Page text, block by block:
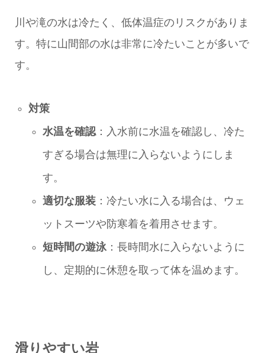
川や滝の水は冷たく、低体温症のリスクがありま
す。特に山間部の水は非常に冷たいことが多いで
す。
対策
水温を確認：入水前に水温を確認し、冷た
すぎる場合は無理に入らないようにしま
す。
適切な服装：冷たい水に入る場合は、ウェ
ットスーツや防寒着を着用させます。
短時間の遊泳：長時間水に入らないように
し、定期的に休憩を取って体を温めます。
滑りやすい岩